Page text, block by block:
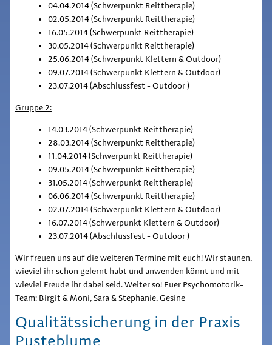
04.04.2014 (Schwerpunkt Reittherapie)
02.05.2014 (Schwerpunkt Reittherapie)
16.05.2014 (Schwerpunkt Reittherapie)
30.05.2014 (Schwerpunkt Reittherapie)
25.06.2014 (Schwerpunkt Klettern & Outdoor)
09.07.2014 (Schwerpunkt Klettern & Outdoor)
23.07.2014 (Abschlussfest - Outdoor )
Gruppe 2:
14.03.2014 (Schwerpunkt Reittherapie)
28.03.2014 (Schwerpunkt Reittherapie)
11.04.2014 (Schwerpunkt Reittherapie)
09.05.2014 (Schwerpunkt Reittherapie)
31.05.2014 (Schwerpunkt Reittherapie)
06.06.2014 (Schwerpunkt Reittherapie)
02.07.2014 (Schwerpunkt Klettern & Outdoor)
16.07.2014 (Schwerpunkt Klettern & Outdoor)
23.07.2014 (Abschlussfest - Outdoor )
Wir freuen uns auf die weiteren Termine mit euch! Wir staunen,
wieviel ihr schon gelernt habt und anwenden könnt und mit
wieviel Freude ihr dabei seid. Weiter so! Euer Psychomotorik-
Team: Birgit & Moni, Sara & Stephanie, Gesine
Qualitätssicherung in der Praxis